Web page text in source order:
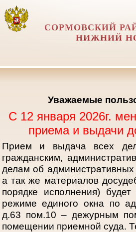
СОРМОВСКИЙ
НИЖНИЙ
Уважаемые
С 12 января 2026г.
приема и выдачи
Прием и выдача всех
гражданским,
делам об
а так же материалов
порядке исполнения)
режиме единого окна по
д.63 пом.10 – дежурным
помещении приемной суда.